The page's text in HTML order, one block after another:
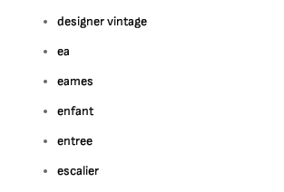
designer vintage
ea
eames
enfant
entree
escalier